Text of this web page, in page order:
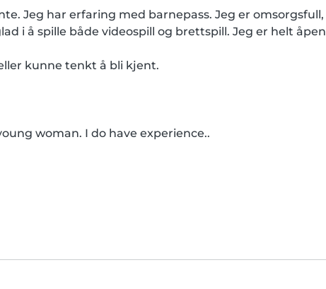
Jeg har erfaring med barnepass. Jeg er omsorgsfull,
i å spille både videospill og brettspill. Jeg er helt åpen
kunne tenkt å bli kjent.
woman. I do have experience..